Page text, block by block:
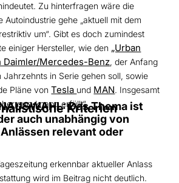
Zu hinterfragen wäre die
Autoindustrie gehe „aktuell mit dem
um“. Gibt es doch zumindest
einiger Hersteller, wie den „Urban
Daimler/Mercedes-Benz, der Anfang
Jahrzehnts in Serie gehen soll, sowie
Pläne vonTesla und MAN. Insgesamt
nur „knapp erfüllt“.Kriterien
Das Thema ist
auch unabhängig von
relevant oder
erkennbar aktueller Anlass
wird im Beitrag nicht deutlich.